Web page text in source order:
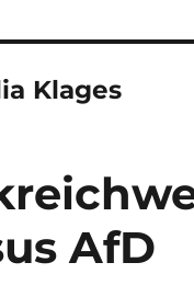
Klages
AfD